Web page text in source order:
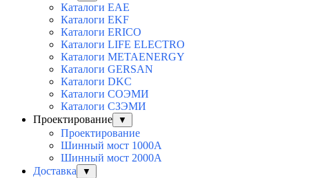
Каталоги EAE
Каталоги EKF
Каталоги ERICO
Каталоги LIFE ELECTRO
Каталоги METAENERGY
Каталоги GERSAN
Каталоги DKC
Каталоги СОЭМИ
Каталоги СЗЭМИ
Проектирование
▼
Проектирование
Шинный мост 1000А
Шинный мост 2000А
Доставка
▼